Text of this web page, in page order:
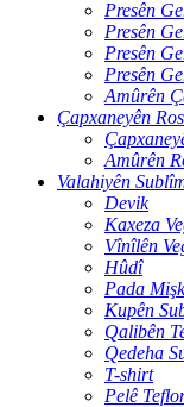
Presên
Presên
Presên
Presên
Amûrên
Çapxaneyên
Amûrên
Valahiyên
Devik
Kaxeza
Vînîlên
Hûdî
Pada
Kupên
Qalibên
Qedeha
T-shirt
Pelê